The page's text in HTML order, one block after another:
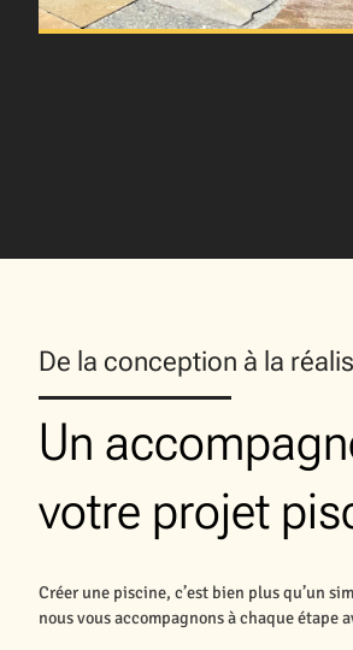
De la conception à la
Un
votre projet
Créer une piscine, c’est bien plus qu’un
nous vous accompagnons à chaque étape